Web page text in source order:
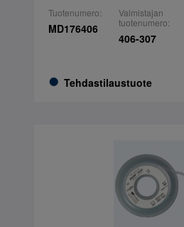
Tuotenumero:
MD176406
Tehdastilaustuote
Valmistajan
tuotenumero:
406-307